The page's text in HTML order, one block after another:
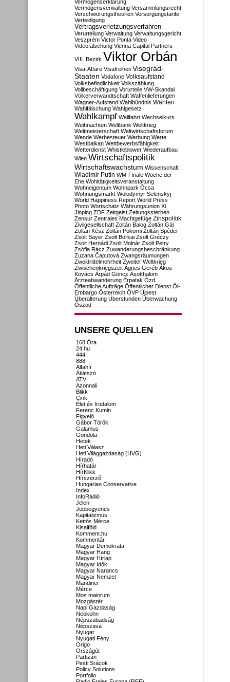
Vermögenserklärung
Vermögensverwaltung Versammlungsrecht
Verschwörungstheorien Versorgungstarife
Verteidigung
Vertragsverletzungsverfahren
Verurteilung Verwaltung Verwaltungsgericht
Veszprém Victor Ponta Video
Videofälschung Vienna Capital Partners
VIII. Bezirk Viktor Orbán
Visa-Affäre Visafreiheit Visegrád-
Staaten Vodafone Volksaufstand
Volksbefindlichkeit Volkszählung
Vollbeschäftigung Vorurteile VW-Skandal
Völkerverwandtschaft Waffenlieferungen
Wagner-Aufstand Wahlbündnis Wahlen
Wahlfälschung Wahlgesetz
Wahlkampf Wallfahrt Wechselkurs
Weihnachten Weltbank Weltkrieg
Weltmeisterschaft Weltwirtschaftsforum
Wende Werbesteuer Werbung Werte
Westbalkan Wettbewerbsfähigkeit
Wetterdienst Whistleblower Wiederaufbau
Wien Wirtschaftspolitik
Wirtschaftswachstum Wissenschaft
Wladimir Putin WM-Finale Woche der
Ehe Wohltätigkeitsveranstaltung
Wohneigentum Wohnpark Ócsa
Wohnungsmarkt Wolodymyr Selenskyj
World Happiness Report World Press
Photo Wortschatz Währungsunion Xi
Jinping ZDF Zeitgeist Zeitungssterben
Zensur Zentrales Machtgefüge Zinspolitik
Zivilgesellschaft Zoltán Balog Zoltán Gál
Zoltán Kész Zoltán Pokorni Zoltán Spéder
Zsolt Bayer Zsolt Borkai Zsolt Gréczy
Zsolt Hernádi Zsolt Molnár Zsolt Petry
Zsófia Rácz Zuwanderungsbeschränkung
Zuzana Čaputová Zwangsräumungen
Zweidrittelmehrheit Zweiter Weltkrieg
Zwischenkriegszeit Ágnes Geréb Ákos
Kovács Árpád Göncz Ásotthalom
Ärzteabwanderung Érpatak Ózd
Öffentliche Aufträge Öffentlicher Dienst Öl-
Embargo Österreich ÖVP Újpest
Überalterung Überstunden Überwachung
Őszöd
UNSERE QUELLEN
168 Óra
24.hu
444
888
Alfahír
Átlátszó
ATV
Azonnali
Blikk
Cink
Élet és Irodalom
Ferenc Kumin
Figyelő
Gábor Török
Galamus
Gondola
Hetek
Heti Válasz
Heti Világgazdaság (HVG)
Híradó
Hírhatár
HírKlikk
Hírszerző
Hungarian Conservative
Index
InfoRádió
Jelen
Jobbegyenes
Kapitalizmus
Kettős Mérce
Kisalföld
Komment.hu
Kommentár
Magyar Demokrata
Magyar Hang
Magyar Hírlap
Magyar Idők
Magyar Narancs
Magyar Nemzet
Mandiner
Mérce
Mos maiorum
Mozgástér
Napi Gazdaság
Neokohn
Népszabadság
Népszava
Nyugat
Nyugati Fény
Origo
Országút
Partizán
Pesti Srácok
Policy Solutions
Portfolio